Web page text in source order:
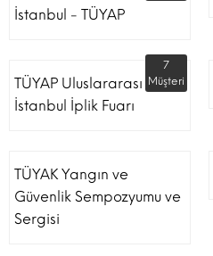
İstanbul - TÜYAP
TÜYAP Uluslararası
İstanbul İplik Fuarı
7
Müşteri
TÜYAK Yangın ve
Güvenlik Sempozyumu ve
Sergisi